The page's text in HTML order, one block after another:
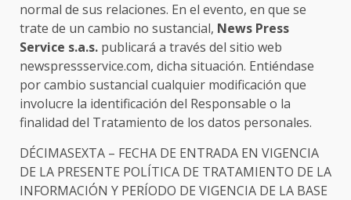
normal de sus relaciones. En el evento, en que se
trate de un cambio no sustancial, News Press
Service s.a.s. publicará a través del sitio web
newspressservice.com, dicha situación. Entiéndase
por cambio sustancial cualquier modificación que
involucre la identificación del Responsable o la
finalidad del Tratamiento de los datos personales.
DÉCIMASEXTA – FECHA DE ENTRADA EN VIGENCIA
DE LA PRESENTE POLÍTICA DE TRATAMIENTO DE LA
INFORMACIÓN Y PERÍODO DE VIGENCIA DE LA BASE